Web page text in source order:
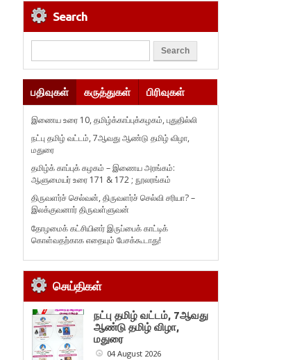
Search
பதிவுகள் கருத்துகள் பிரிவுகள்
இணைய உரை 10, தமிழ்க்காப்புக்கழகம், புதுதில்லி
நட்பு தமிழ் வட்டம், 7ஆவது ஆண்டு தமிழ் விழா,
மதுரை
தமிழ்க் காப்புக் கழகம் – இணைய அரங்கம்:
ஆளுமையர் உரை 171 & 172 ; நூலரங்கம்
திருவளர்ச் செல்வன், திருவளர்ச் செல்வி சரியா? –
இலக்குவனார் திருவள்ளுவன்
தோழமைக் கட்சியினர் இருப்பைக் காட்டிக்
கொள்வதற்காக எதையும் பேசக்கூடாது!
செய்திகள்
நட்பு தமிழ் வட்டம், 7ஆவது
ஆண்டு தமிழ் விழா,
மதுரை
04 August 2026